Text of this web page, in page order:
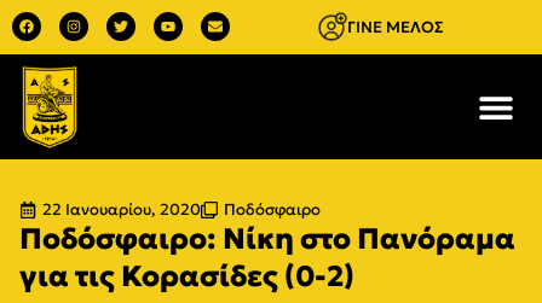
ΓΙΝΕ ΜΕΛΟΣ
22 Ιανουαρίου, 2020 Ποδόσφαιρο
Ποδόσφαιρο: Νίκη στο Πανόραμα
για τις Κορασίδες (0-2)